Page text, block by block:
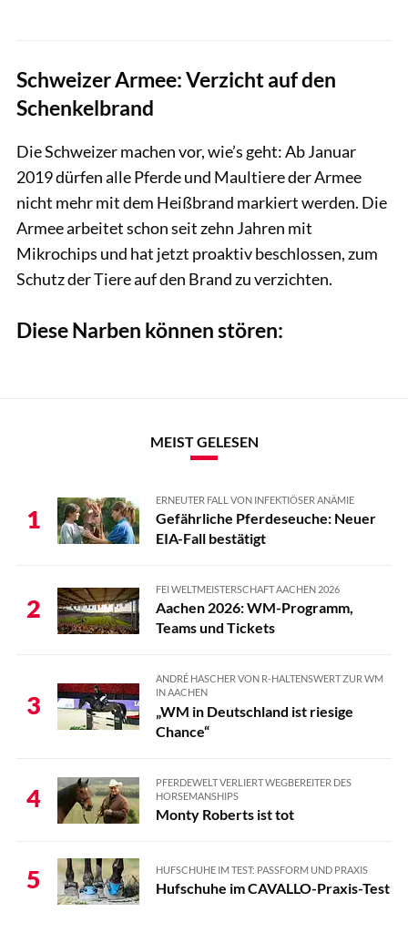
Schweizer Armee: Verzicht auf den
Schenkelbrand
Die Schweizer machen vor, wie’s geht: Ab Januar
2019 dürfen alle Pferde und Maultiere der Armee
nicht mehr mit dem Heißbrand markiert werden. Die
Armee arbeitet schon seit zehn Jahren mit
Mikrochips und hat jetzt proaktiv beschlossen, zum
Schutz der Tiere auf den Brand zu verzichten.
Diese Narben können stören:
MEIST GELESEN
1
ERNEUTER FALL VON INFEKTIÖSER ANÄMIE
Gefährliche Pferdeseuche: Neuer
EIA-Fall bestätigt
2
FEI WELTMEISTERSCHAFT AACHEN 2026
Aachen 2026: WM-Programm,
Teams und Tickets
3
ANDRÉ HASCHER VON R-HALTENSWERT ZUR WM
IN AACHEN
„WM in Deutschland ist riesige
Chance“
4
PFERDEWELT VERLIERT WEGBEREITER DES
HORSEMANSHIPS
Monty Roberts ist tot
5 HUFSCHUHE IM TEST: PASSFORM UND PRAXIS
Hufschuhe im CAVALLO-Praxis-Test